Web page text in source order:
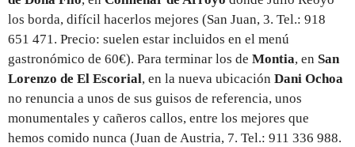
los borda, difícil hacerlos mejores (San Juan, 3. Tel.: 918
651 471. Precio: suelen estar incluidos en el menú
gastronómico de 60€). Para terminar los de Montia, en San
Lorenzo de El Escorial, en la nueva ubicación Dani Ochoa
no renuncia a unos de sus guisos de referencia, unos
monumentales y cañeros callos, entre los mejores que
hemos comido nunca (Juan de Austria, 7. Tel.: 911 336 988.